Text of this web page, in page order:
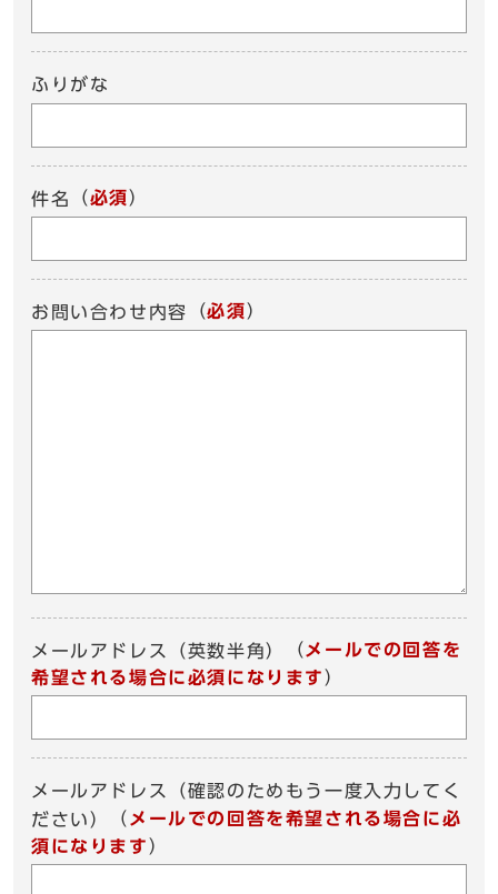
ふりがな
件名 （必須）
お問い合わせ内容 （必須）
メールアドレス（英数半角） （ メールでの回答を
希望される場合に必須になります ）
メールアドレス（確認のためもう一度入力してく
ださい）
（ メールでの回答を希望される場合に必
須になります ）